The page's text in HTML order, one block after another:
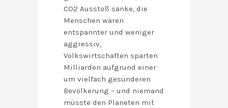
CO2 Ausstoß sänke, die
Menschen wären
entspannter und weniger
aggressiv,
Volkswirtschaften sparten
Milliarden aufgrund einer
um vielfach gesünderen
Bevölkerung – und niemand
müsste den Planeten mit